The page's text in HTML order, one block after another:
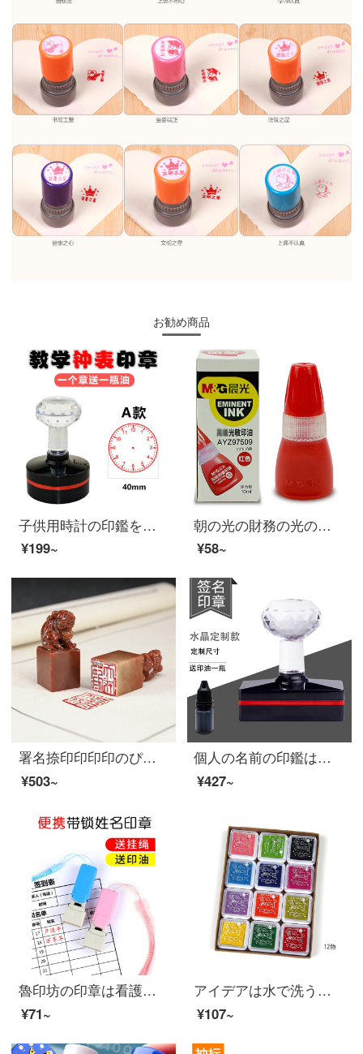
お勧め商品
子供用時計の印鑑を注文して時間軸を決めて印を刻んで時間の時計の文字盤の時計の小学生の1学年の幼稚園の小さい印鑑を見分けてA項の40 MMを捺印します。
¥199~
朝の光の財務の光の敏感な印油の赤色の円形の透明な青色の速乾印台の法人印鑑は印鑑を押してすりつぶします10 ml光敏の印油AY Z 97509(赤)の1つ
¥58~
署名捺印印印印のぴんぴんぴん印鑑は注文して篆刻学生個人捺印します。オーダメールドの個人印は捺印します。
¥503~
個人の名前の印鑑は手書きで署名して捺印します。個性的なサインを書いて、自分の名前の印鑑を書いてください。×40 mm
¥427~
魯印坊の印章は看護師の印鑑の名前を押して注文して作らせます。
¥71~
アイデアは水で洗うことができます。子供用DIY指で泥を描くセットは12色です。
¥107~